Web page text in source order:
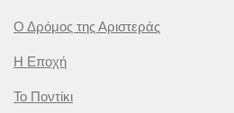
Ο Δρόμος της Αριστεράς
Η Εποχή
Το Ποντίκι